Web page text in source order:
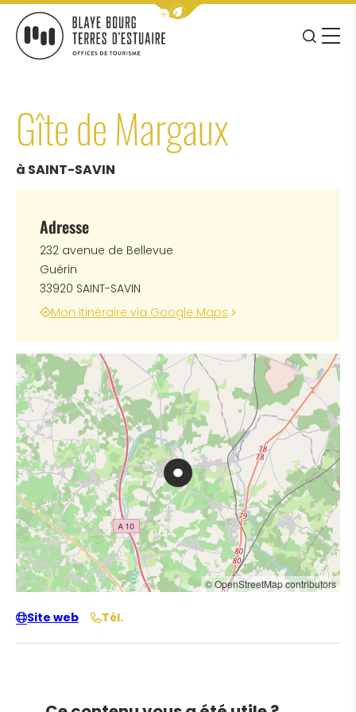
Afficher la barre de navigation
JE
MENU
Gîte de Margaux
à SAINT-SAVIN
Adresse
232 avenue de Bellevue
Guérin
33920 SAINT-SAVIN
Mon itinéraire via Google Maps
© OpenStreetMap contributors
Site web Tél.